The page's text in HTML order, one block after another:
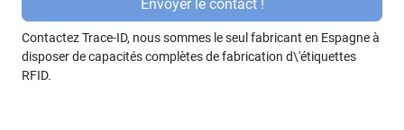
or
f
a
v
Envoyer le contact !
Contactez Trace-ID, nous sommes le seul fabricant en Espagne à
disposer de capacités complètes de fabrication d\'étiquettes
RFID.